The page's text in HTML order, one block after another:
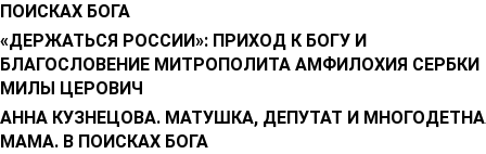
ПОИСКАХ БОГА
«ДЕРЖАТЬСЯ РОССИИ»: ПРИХОД К БОГУ И
БЛАГОСЛОВЕНИЕ МИТРОПОЛИТА АМФИЛОХИЯ СЕРБКИ
МИЛЫ ЦЕРОВИЧ
АННА КУЗНЕЦОВА. МАТУШКА, ДЕПУТАТ И
МАМА. В ПОИСКАХ БОГА